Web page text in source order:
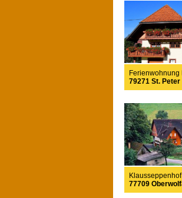
Ferienwohnung
79271 St. Peter
Klausseppenhof
77709